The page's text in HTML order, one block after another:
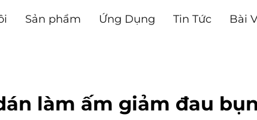
Sản phẩm Ứng Dụng Tin Tức
Bài
làm ấm giảm đau